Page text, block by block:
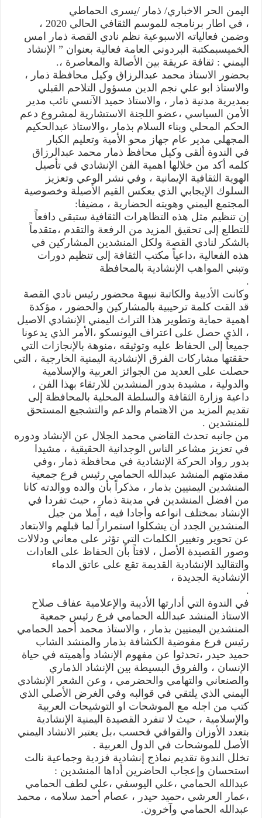
الإنشاد
اليمني..
ثقافة
عريقة
بين
والمعاصرة”في
فعالية
ادبية
بذمار
مغلقة
اليمن الحر الاخباري/ ذمار /يسرى الحماطي
، في اطار برنامجه للموسم الثقافي الحالي 2020 ،
وضمن فعالياته الاسبوعية نظم نادي القصة ذمار امس
الخميسبمكتبة البردوني العامة فعالية بعنوان ” الإنشاد
اليمني : ثقافة عريقة بين الأصالة والمعاصرة ،.
بحضور الاستاذ محمد عبدالرزاق وكيل محافظة ذمار ،
والاستاذ ابو علي نجم الدين مسؤول التلاحم القبلي
بمديرية مدنية ذمار ، والاستاذ حميد الآنسي نائب مدير
الأمن السياسي ،عضو اللجنة الاستشارية لمشروع دعم
الحكم المحلي وبناء السلام بذمار ،والاستاذ عبدالحكيم
المجهلي مدير عام جهاز محو الأمية وتعليم الكبار
في الندوة ألقى وكيل محافظ ذمار محمد عبدالرزاق
كلمه أكد من خلالها اهمية الفن الإنشادي في تأصيل
الهوية الثقافية الإيمانية ، وفي نشر الوعي وتعزيز
السلوك الإيجابي الذي يعكس القيم الأصيلة وخصوصية
المجتمع اليمني وهويته الحضارية ، مضيفا:
إن تنظيم مثل هذه التظاهرات الثقافية ستبقى دافعاً
للتطلع إلى تحقيق المزيد من الرفعة والتقدم ،متقدماً
بالشكر لنادي القصة ولكل المنشدين المشاركين في
هذه الفعالية ،داعياً مكتب الثقافة إلى تنظيم دورات
وتبني المواهب الإنشادية بالمحافظة
.
وكانت الأديبة والكاتبة نبيهة محضور رئيس نادي القصة
قد القت كلمة ترحيبية بالمشاركين والحضور ، مؤكدة
اهمية حماية وتطوير هذا التراث اليمني الإنشادي الاصيل
، الذي حصل على اعتراف اليونسكو ،الأمر الذي يدعونا
جميعاً إلى الحفاظ عليه وتوثيقه ،منوهة بالإنجازات التي
حققتها مشاركات الفرق الإنشادية اليمنية الخارجية ، التي
حصلت على العديد من الجوائز العربية والإسلامية
والدولية ، مشيدة بدور المنشدين للارتقاء بهذا الفن ،
داعية وزارة الثقافة والسلطة المحلية بالمحافظة إلى
تقديم المزيد من الاهتمام والدعم والتشجيع المستحق
للمنشدين .
من جانبه تحدث القاضي محمد الجلال عن الإنشاد ودوره
في تعزيز مشاعر الناس الوجدانية الحقيقية ، مشيدا
بدور رواد الحركة الإنشادية في محافظة ذمار ،وفي
مقدمتهم المنشد عبدالله الحمامي رئيس فرع جمعية
المنشدين اليمنيين بذمار ، مذكراً بأن والده ووالدته كانا
من افضل المنشدين في مدينة ذمار ، حيث تفردا في
الإنشاد بمختلف انواعه وأجادا فيه ، آملا من جيل
المنشدين الجدد أن يشكلوا استمراراً لما قبلهم والابتعاد
عن تحوير وتغيير الكلمات التي تؤثر على معاني ودلالات
وصور القصيدة الأصل ، لافتاً بأن الحفاظ على العادات
والتقاليد الإنشادية القديمة تقع على عاتق الدماء
الإنشادية الجديدة ،
.
في الندوة التي أدارتها الأديبة والإعلامية عفاف صلاح
الاستاذ المنشد عبدالله الحمامي فرع رئيس جمعية
المنشدين اليمنيين بذمار ، والاستاذ محمد أحمد الحمامي
رئيس فرع مفوضية الكشافة بذمار والمنشد الشاب
حميد حيدر ،تحدثوا عن مفهوم الإنشاد وأهميته في حياة
الإنسان ، والفروق البسيطة بين الإنشاد الذماري
والصنعاني والتهامي والحضرمي ، وعن الشعر الإنشادي
اليمني الذي يلتقي في قوالبه وفي الغرض الأصلي الذي
كتب من اجله مع الموشحات او التوشيحات العربية
والإسلامية ، حيث لا تنفرد القصيدة اليمنية الإنشادية
بتعدد الأوزان والقوافي فحسب ،بل يعتبر الانشاد اليمني
الأصل للموشحات في الدول العربية .
تخلل الندوة تقديم نماذج إنشادية فزدية وجماعية نالت
استحسان وإعجاب الحاضرين أداها المنشدين :
عبدالله الحمامي ،علي اليوسفي ،علي لطف الحمامي
،عمار العرشي ،حميد حيدر ، عصام أحمد سلامه ، محمد
عبدالله الحمامي وآخرون.